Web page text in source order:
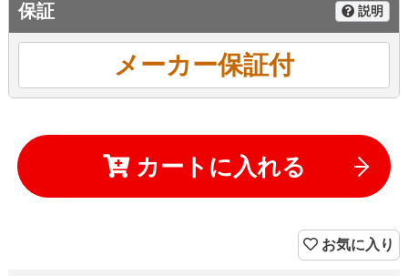
保証 説明
メーカー保証付
カートに入れる
お気に入り